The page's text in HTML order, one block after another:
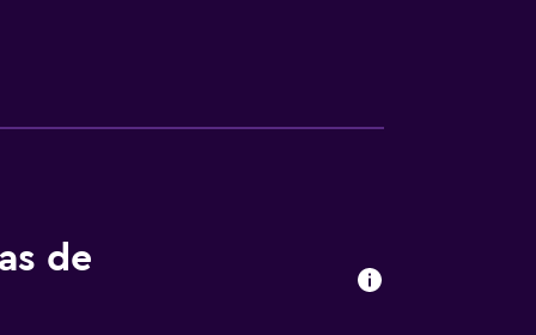
de